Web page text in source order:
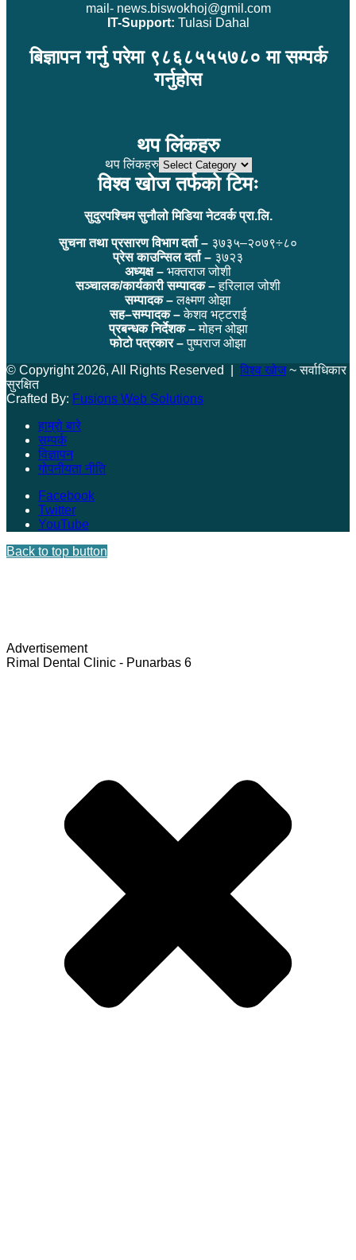
mail- news.biswokhoj@gmil.com
IT-Support: Tulasi Dahal
बिज्ञापन गर्नु परेमा ९८६८५५५७८० मा सम्पर्क
गर्नुहोस
थप लिंकहरु
थप लिंकहरु
विश्व खोज तर्फको टिमः
सुदुरपश्चिम सुनौलो मिडिया नेटवर्क प्रा.लि.
सुचना तथा प्रसारण विभाग दर्ता – ३७३५–२०७९÷८०
प्रेस काउन्सिल दर्ता – ३७२३
अध्यक्ष – भक्तराज जोशी
सञ्चालक/कार्यकारी सम्पादक –हरिलाल जोशी
सम्पादक –लक्ष्मण ओझा
सह–सम्पादक –केशव भट्टराई
प्रबन्धक निर्देशक –मोहन ओझा
फोटो पत्रकार –पुष्पराज ओझा
© Copyright 2026, All Rights Reserved | विश्व खोज~ सर्वाधिकार
सुरक्षित
Crafted By: Fusions Web Solutions
हाम्रो बारे
सम्पर्क
विज्ञापन
गोपनीयता नीति
Facebook
Twitter
YouTube
Back to top button
Advertisement
Rimal Dental Clinic - Punarbas 6